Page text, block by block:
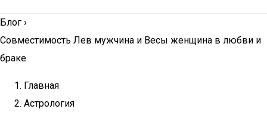
Блог ›
Совместимость Лев мужчина и Весы женщина в любви и
браке
Главная
Астрология